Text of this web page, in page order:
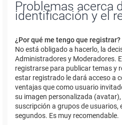
Problemas acerca
identificación y el
¿Por qué me tengo que registrar?
No está obligado a hacerlo, la
Administradores y Moderadores.
registrarse para publicar temas y
estar registrado le dará acceso a
ventajas que como usuario
su imagen personalizada
suscripción a grupos de usuarios,
segundos. Es muy recomendable.